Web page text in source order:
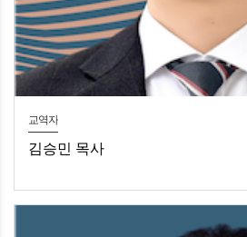
교역자
김승민 목사